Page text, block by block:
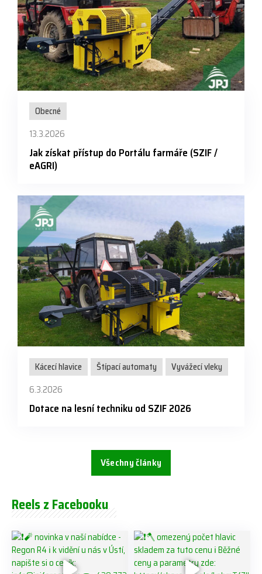
Obecné
13.3.2026
Jak získat přístup do Portálu farmáře (SZIF /
eAGRI)
Kácecí hlavice Štípací automaty
Vyvážecí vleky
6.3.2026
Dotace na lesní techniku od SZIF 2026
Všechny články
Reels z Facebooku